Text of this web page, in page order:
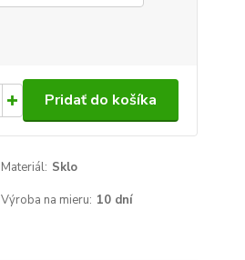
Pridať do košíka
Materiál: Sklo
Výroba na mieru: 10 dní